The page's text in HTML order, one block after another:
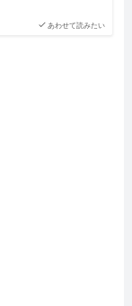
あわせて読みたい